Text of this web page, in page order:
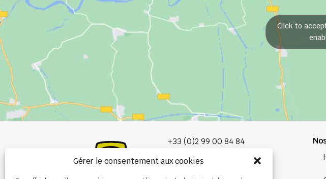
Gérer le consentement aux cookies
Click to
+33 (0)2 99 00 84 84
info@burel-group.com